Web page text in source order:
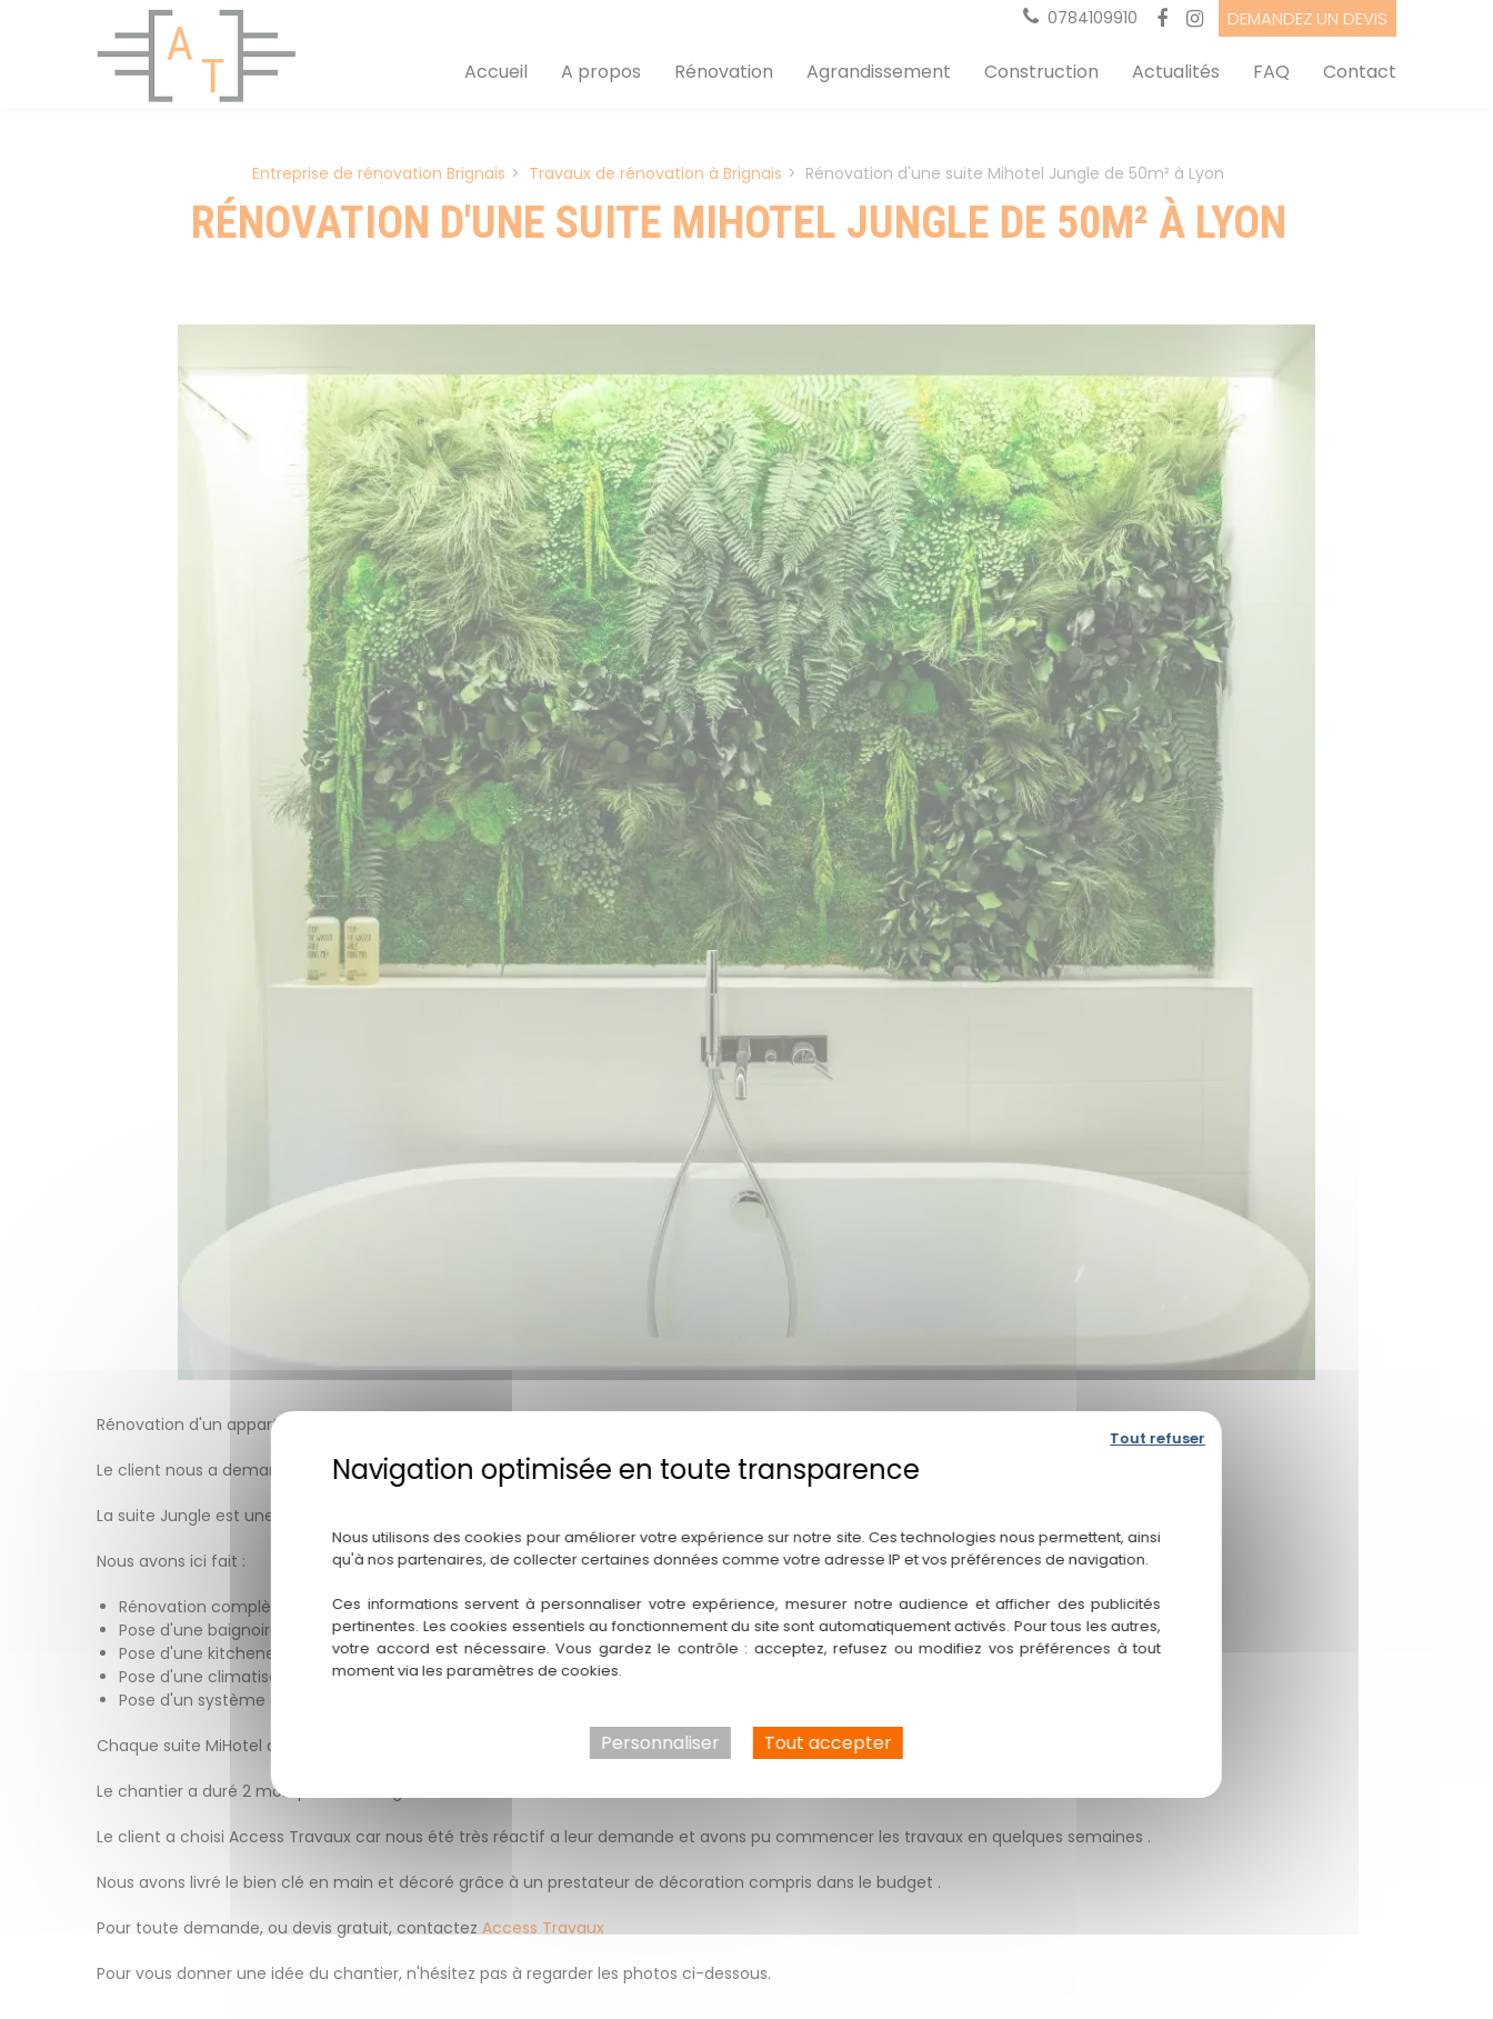
0784109910 DEMANDEZ UN DEVIS
Accueil A propos Rénovation Agrandissement Construction Actualités FAQ Contact
Entreprise de rénovation Brignais Travaux de rénovation à Brignais Rénovation d'une suite Mihotel Jungle de 50m² à Lyon
RÉNOVATION D'UNE SUITE MIHOTEL JUNGLE DE 50M² À LYON
Rénovation d'un appartement pour le transformer en suite MiHotel - Jungle
Le client nous a demandé de rénover plusieurs appartements pour créer des suites tout équipées en Airbnb .
La suite Jungle est une suite de 50 m2 a Lyon 2
Nous avons ici fait :
Rénovation complète de la suite ( isolation / sol / mur )
Pose d'une baignoire et d'un mur végétalisé
Pose d'une kitchenette
Pose d'une climatisation et d'une cheminée à vapeur d'eau
Pose d'un système d'éclairage domotisé
Chaque suite MiHotel dispose d'une entrée indépendante avec digicode
Le chantier a duré 2 mois pour un budget d'environ 50 000 € .
Le client a choisi Access Travaux car nous été très réactif a leur demande et avons pu commencer les travaux en quelques semaines .
Nous avons livré le bien clé en main et décoré grâce à un prestateur de décoration compris dans le budget .
Pour toute demande, ou devis gratuit, contactez Access Travaux
Pour vous donner une idée du chantier, n'hésitez pas à regarder les photos ci-dessous.
Panneau de gestion des cookies
Nous utilisons des cookies pour améliorer votre expérience sur notre site. Ces technologies nous permettent, ainsi
qu'à nos partenaires, de collecter certaines données comme votre adresse IP et vos préférences de navigation.
Ces informations servent à personnaliser votre expérience, mesurer notre audience et afficher des publicités
pertinentes. Les cookies essentiels au fonctionnement du site sont automatiquement activés. Pour tous les autres,
votre accord est nécessaire. Vous gardez le contrôle : acceptez, refusez ou modifiez vos préférences à tout
moment via les paramètres de cookies.
Tout accepter
Tout refuser
Personnaliser